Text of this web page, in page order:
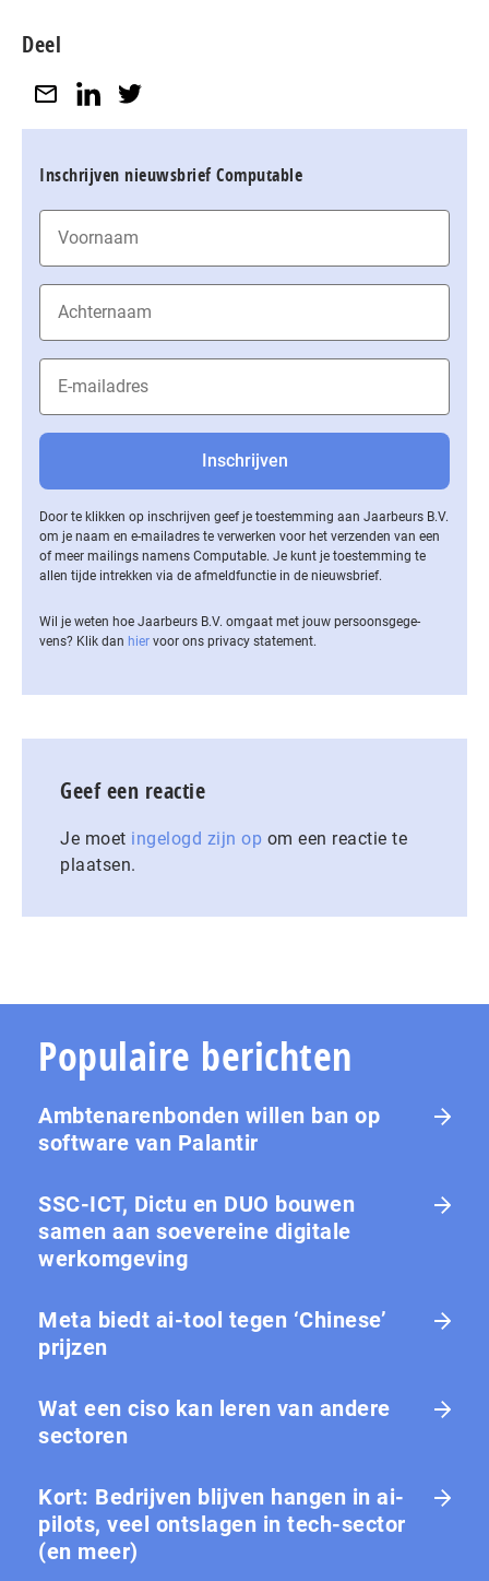
Deel
Inschrijven nieuwsbrief Computable
Door te klikken op inschrijven geef je toestemming aan Jaarbeurs B.V.
om je naam en e-mailadres te verwerken voor het verzenden van een
of meer mailings namens Computable. Je kunt je toestemming te
allen tijde intrekken via de af­meld­func­tie in de nieuwsbrief.
Wil je weten hoe Jaarbeurs B.V. omgaat met jouw per­soons­ge­ge­
vens? Klik dan hier voor ons privacy statement.
Geef een reactie
Je moet ingelogd zijn op om een reactie te
plaatsen.
Populaire berichten
Ambtenarenbonden willen ban op
software van Palantir
SSC-ICT, Dictu en DUO bouwen
samen aan soevereine digitale
werkomgeving
Meta biedt ai-tool tegen ‘Chinese’
prijzen
Wat een ciso kan leren van andere
sectoren
Kort: Bedrijven blijven hangen in ai-
pilots, veel ontslagen in tech-sector
(en meer)